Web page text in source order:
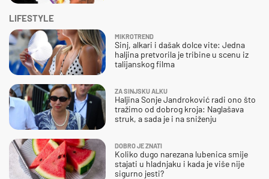
LIFESTYLE
MIKROTREND
Sinj, alkari i dašak dolce vite: Jedna
haljina pretvorila je tribine u scenu iz
talijanskog filma
ZA SINJSKU ALKU
Haljina Sonje Jandroković radi ono što
tražimo od dobrog kroja: Naglašava
struk, a sada je i na sniženju
DOBRO JE ZNATI
Koliko dugo narezana lubenica smije
stajati u hladnjaku i kada je više nije
sigurno jesti?